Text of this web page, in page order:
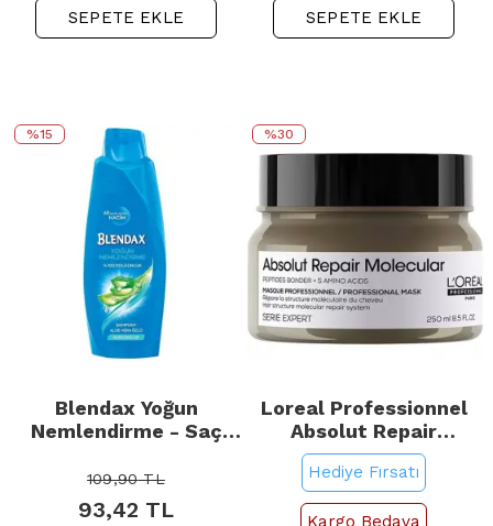
SEPETE EKLE SEPETE EKLE
%15
Blendax Yoğun
Nemlendirme - Saç
109,90TL
93,42 TL
%30
Loreal Professionnel
Absolut Repair
Molecular Mask -
Onarıcı Bakım Maskesi
250ml
Hediye Fırsatı
Kargo Bedava